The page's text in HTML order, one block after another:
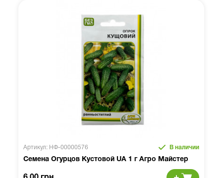
Артикул: НФ-00000576 В наличии
Семена Огурцов Кустовой UA 1 г Агро Майстер